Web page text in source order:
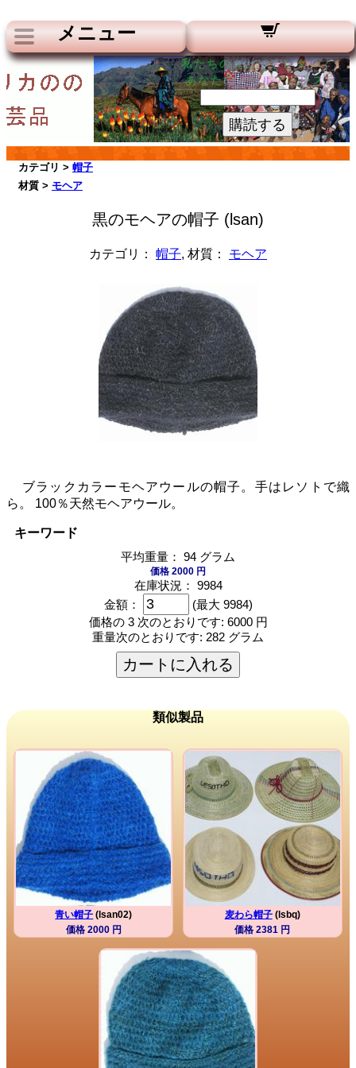
メニュー
私たちのニュースレター：
あなたのメールアドレス:
購読する
カテゴリ > 帽子
材質 > モヘア
黒のモヘアの帽子 (lsan)
カテゴリ： 帽子, 材質： モヘア
ブラックカラーモヘアウールの帽子。手はレソトで織
ら。 100％天然モヘアウール。
キーワード
平均重量： 94 グラム
価格 2000 円
在庫状況： 9984
金額：
(最大 9984)
価格の 3 次のとおりです: 6000 円
重量次のとおりです: 282 グラム
カートに入れる
類似製品
青い帽子 (lsan02)
価格 2000 円
麦わら帽子(lsbq)
価格 2381 円